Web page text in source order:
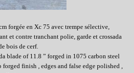
forgée en Xc 75 avec trempe sélective,
et contre tranchant polie, garde et crossada
bois de cerf.
blade of 11.8 ” forged in 1075 carbon steel
finish , edges and false edge polished ,